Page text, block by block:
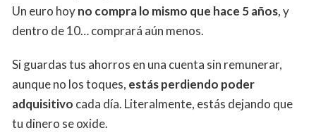
Un euro hoyno compra lo mismo que hace 5 años, y
dentro de 10… comprará aún menos.
Si guardas tus ahorros en una cuenta sin remunerar,
aunque no los toques, estás perdiendo poder
adquisitivo cada día. Literalmente, estás dejando que
tu dinero se oxide.